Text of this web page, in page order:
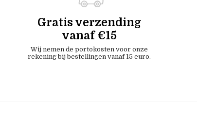
Gratis verzending
vanaf €15
Wij nemen de portokosten voor onze
rekening bij bestellingen vanaf 15 euro.